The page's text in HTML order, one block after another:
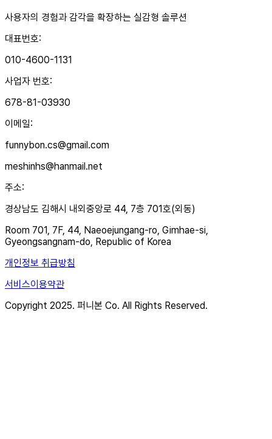
사용자의 경험과 감각을 확장하는 실감형 솔루션
대표번호:
010-4600-1131
사업자 번호:
678-81-03930
이메일:
funnybon.cs@gmail.com
meshinhs@hanmail.net
주소:
경상남도 김해시 내외중앙로 44, 7층 701호(외동)
Room 701, 7F, 44, Naeoejungang-ro, Gimhae-si,
Gyeongsangnam-do, Republic of Korea
개인정보 취급방침
서비스이용약관
Copyright 2025. 퍼니본 Co. All Rights Reserved.